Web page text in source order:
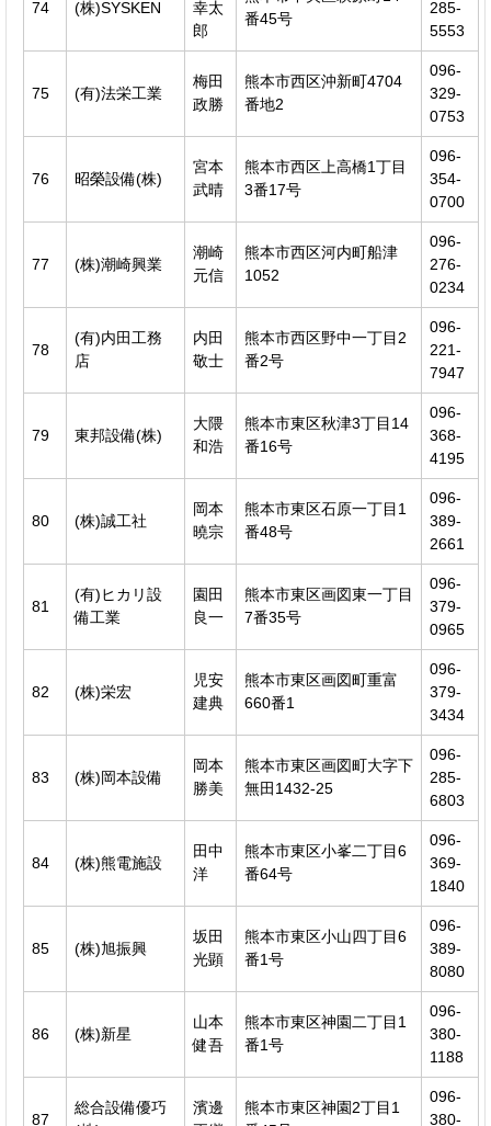
74 (株)SYSKEN
幸太
郎
番45号
285-
5553
75 (有)法栄工業
梅田
政勝
熊本市西区沖新町4704
番地2
096-
329-
0753
76 昭榮設備(株)
宮本
武晴
熊本市西区上高橋1丁目
3番17号
096-
354-
0700
77 (株)潮崎興業
潮崎
元信
熊本市西区河内町船津
1052
096-
276-
0234
78
(有)内田工務
店
内田
敬士
熊本市西区野中一丁目2
番2号
096-
221-
7947
79 東邦設備(株)
大隈
和浩
熊本市東区秋津3丁目14
番16号
096-
368-
4195
80 (株)誠工社
岡本
曉宗
熊本市東区石原一丁目1
番48号
096-
389-
2661
81
(有)ヒカリ設
備工業
園田
良一
熊本市東区画図東一丁目
7番35号
096-
379-
0965
82 (株)栄宏
児安
建典
熊本市東区画図町重富
660番1
096-
379-
3434
83 (株)岡本設備
岡本
勝美
熊本市東区画図町大字下
無田1432-25
096-
285-
6803
84 (株)熊電施設
田中
洋
熊本市東区小峯二丁目6
番64号
096-
369-
1840
85 (株)旭振興
坂田
光顕
熊本市東区小山四丁目6
番1号
096-
389-
8080
86 (株)新星
山本
健吾
熊本市東区神園二丁目1
番1号
096-
380-
1188
87
総合設備優巧
濱邊
熊本市東区神園2丁目1
096-
380-